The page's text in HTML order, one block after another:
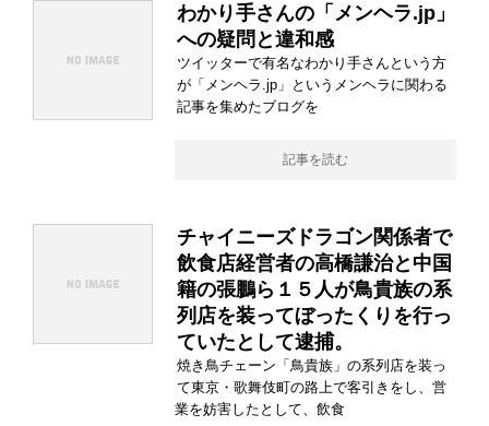
わかり手さんの「メンヘラ.jp」
への疑問と違和感
ツイッターで有名なわかり手さんという方
が「メンヘラ.jp」というメンヘラに関わる
記事を集めたブログを
記事を読む
チャイニーズドラゴン関係者で
飲食店経営者の高橋謙治と中国
籍の張鵬ら１５人が鳥貴族の系
列店を装ってぼったくりを行っ
ていたとして逮捕。
焼き鳥チェーン「鳥貴族」の系列店を装っ
て東京・歌舞伎町の路上で客引きをし、営
業を妨害したとして、飲食